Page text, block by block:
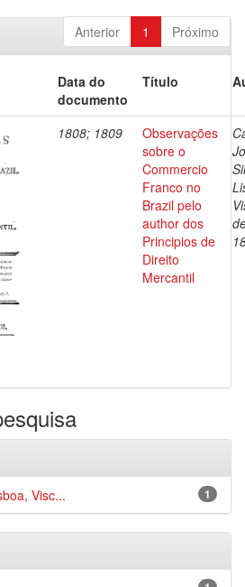
Anterior 1 Próximo
Data do
documento
Título
1808; 1809
Observações
sobre o
Commercio
Franco no
Brazil pelo
author dos
Principios de
Direito
Mercantil
1
Visc...